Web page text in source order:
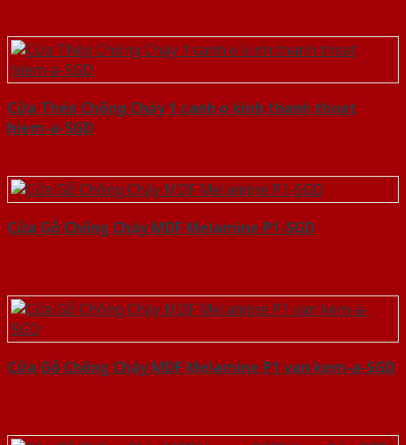
Cửa Thép Chống Cháy 1 canh o kinh thanh thoat
hiem-a-SGD
Cửa Gỗ Chống Cháy MDF Melamine P1-SGD
Cửa Gỗ Chống Cháy MDF Melamine P1 van kem-a-SGD